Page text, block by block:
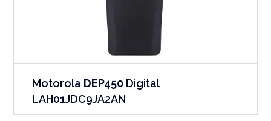
Motorola DEP450 Digital
LAH01JDC9JA2AN